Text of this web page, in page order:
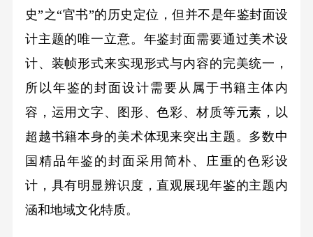
史”之“官书”的历史定位，但并不是年鉴封面设
计主题的唯一立意。年鉴封面需要通过美术设
计、装帧形式来实现形式与内容的完美统一，
所以年鉴的封面设计需要从属于书籍主体内
容，运用文字、图形、色彩、材质等元素，以
超越书籍本身的美术体现来突出主题。多数中
国精品年鉴的封面采用简朴、庄重的色彩设
计，具有明显辨识度，直观展现年鉴的主题内
涵和地域文化特质。